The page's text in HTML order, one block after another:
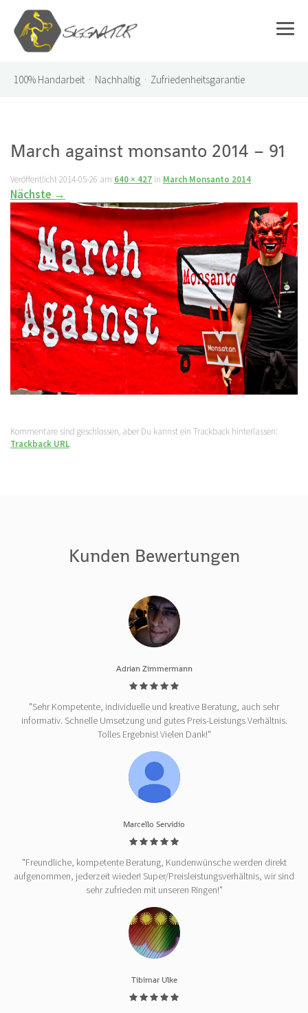
100% Handarbeit · Nachhaltig · Zufriedenheitsgarantie
March against monsanto 2014 – 91
Veröffentlicht2014-05-26 am 640 × 427 in March Monsanto 2014
Nächste →
Kommentare sind geschlossen, aber Du kannst ein Trackback hinterlassen:
Trackback URL.
Kunden Bewertungen
Adrian Zimmermann
"Sehr Kompetente, individuelle und kreative Beratung, auch sehr
informativ. Schnelle Umsetzung und gutes Preis-Leistungs Verhältnis.
Tolles Ergebnis! Vielen Dank!"
Marcello Servidio
"Freundliche, kompetente Beratung, Kundenwünsche werden direkt
aufgenommen, jederzeit wieder! Super/Preisleistungsverhältnis, wir sind
sehr zufrieden mit unseren Ringen!"
Tibimar Ulke